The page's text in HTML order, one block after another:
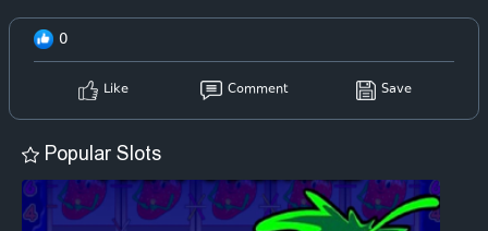
0
Like Comment Save
Popular Slots